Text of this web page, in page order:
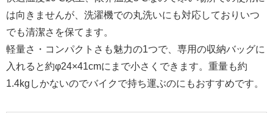
は向きませんが、洗濯機での丸洗いにも対応しておりいつ
でも清潔さを保てます。
軽量さ・コンパクトさも魅力の1つで、専用の収納バッグに
入れると約φ24×41cmにまで小さくできます。重量も約
1.4kgしかないのでバイクで持ち運ぶのにもおすすめです。